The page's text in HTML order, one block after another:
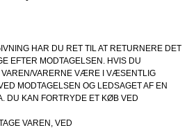
HAR DU RET TIL AT RETURNERE DET
EFTER MODTAGELSEN. HVIS DU
VAREN/VARERNE VÆRE I VÆSENTLIG
MODTAGELSEN OG LEDSAGET AF EN
DU KAN FORTRYDE ET KØB VED
VAREN, VED